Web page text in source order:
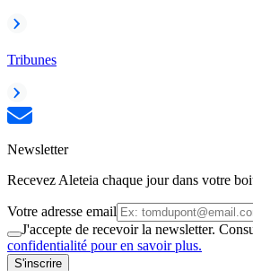
Tribunes
Newsletter
Recevez Aleteia chaque jour dans votre
Votre adresse email
J'accepte de recevoir la newsletter.
confidentialité pour en savoir plus.
S'inscrire